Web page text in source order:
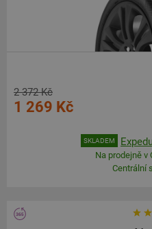
2 372 Kč
1 269 Kč
SKLADEM
Na prodejně v
Centrální